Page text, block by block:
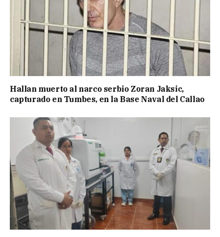
Hallan muerto al narco serbio Zoran Jaksic,
capturado en Tumbes, en la Base Naval del Callao